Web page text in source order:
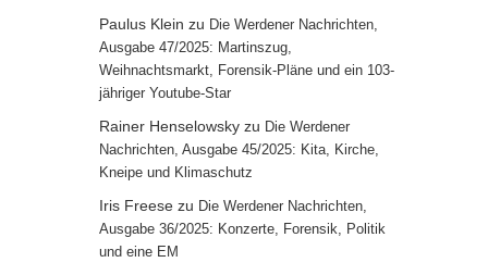
Paulus Klein zu Die Werdener Nachrichten,
Ausgabe 47/2025: Martinszug,
Weihnachtsmarkt, Forensik-Pläne und ein 103-
jähriger Youtube-Star
Rainer Henselowsky zu Die Werdener
Nachrichten, Ausgabe 45/2025: Kita, Kirche,
Kneipe und Klimaschutz
Iris Freese zu Die Werdener Nachrichten,
Ausgabe 36/2025: Konzerte, Forensik, Politik
und eine EM